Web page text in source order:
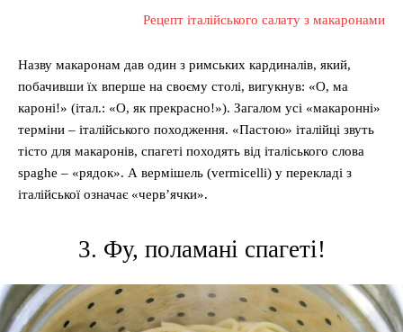
Рецепт італійського салату з макаронами
Назву макаронам дав один з римських кардиналів, який,
побачивши їх вперше на своєму столі, вигукнув: «О, ма
кароні!» (італ.: «О, як прекрасно!»). Загалом усі «макаронні»
терміни – італійського походження. «Пастою» італійці звуть
тісто для макаронів, спагеті походять від італіського слова
spaghe – «рядок». А вермішель (vermicelli) у перекладі з
італійської означає «черв’ячки».
3. Фу, поламані спагеті!